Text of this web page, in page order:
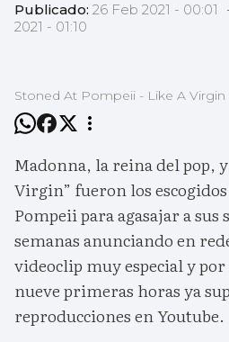
Publicado: 26 Feb 2021 - 00:01
2021 - 01:10
Stoned At Pompeii - Like A Virgin
Madonna, la reina del pop,
Virgin” fueron los
Pompeii para agasajar a
semanas anunciando en
videoclip muy especial y por
nueve primeras horas ya
reproducciones en Youtube.